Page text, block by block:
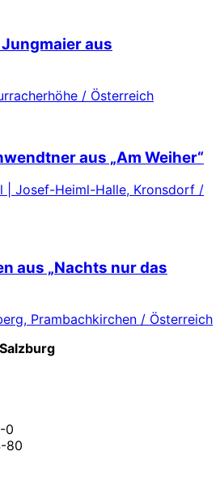
aus
/ Österreich
aus „Am Weiher“
| Josef-Heiml-Halle, Kronsdorf /
aus „Nachts nur das
Prambachkirchen / Österreich
0
80